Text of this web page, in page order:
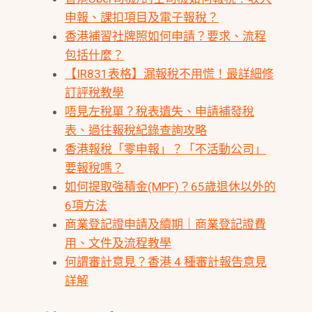
申報、課扣項目及電子報稅？
香港補習社牌照如何申請？要求、流程
包括什麼？
【IR831表格】漏報稅不用慌！最詳細修
訂評稅教學
唔見左稅單？稅表遺失、申請補發稅
表、過往報稅紀錄查詢攻略
香港報稅「零申報」？「不活動公司」
要報稅嗎？
如何提取強積金(MPF)？65歲退休以外的
6項方法
商業登記證申請及續期｜商業登記證費
用、文件及流程教學
何謂審計意見？香港 4 種審計報告意見
詳解